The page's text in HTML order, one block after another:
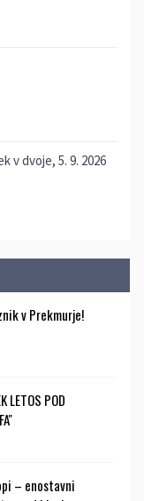
v dvoje, 5. 9. 2026
v Prekmurje!
LETOS POD
– enostavni